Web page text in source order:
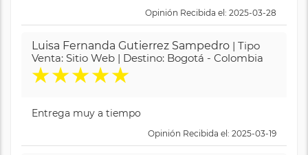
Opinión Recibida el: 2025-03-28
Luisa Fernanda Gutierrez Sampedro | Tipo
Venta: Sitio Web | Destino: Bogotá - Colombia
★★★★★
Entrega muy a tiempo
Opinión Recibida el: 2025-03-19